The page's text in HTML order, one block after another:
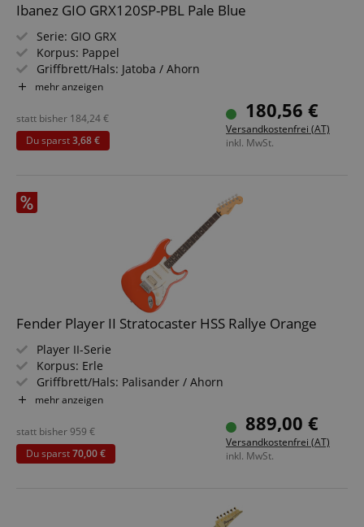
Ibanez GIO GRX120SP-PBL Pale Blue
Serie: GIO GRX
Korpus: Pappel
Griffbrett/Hals: Jatoba / Ahorn
Tonabnehmer: 2 x Classic Elite (H)
Farbe & Finish: Pale Blue, Gloss Polyurethane
Inklusive Tremolohebel, Innensechskantschlüssel
mehr anzeigen
180,56 €
Versandkostenfrei (AT)
inkl. MwSt.
statt bisher 184,24€
Du sparst3,68 €
Fender Player II Stratocaster HSS Rallye Orange
Player II-Serie
Korpus: Erle
Griffbrett/Hals: Palisander / Ahorn
Tonabnehmer: 1x Player Series Alnico 2 Humbucker, 2x
Player Series Alnico 5 Strat Single-Coil (HSS)
Farbe & Finish: Rallye Orange, Gloss
mehr anzeigen
889,00 €
Versandkostenfrei (AT)
inkl. MwSt.
statt bisher959 €
Du sparst70,00 €